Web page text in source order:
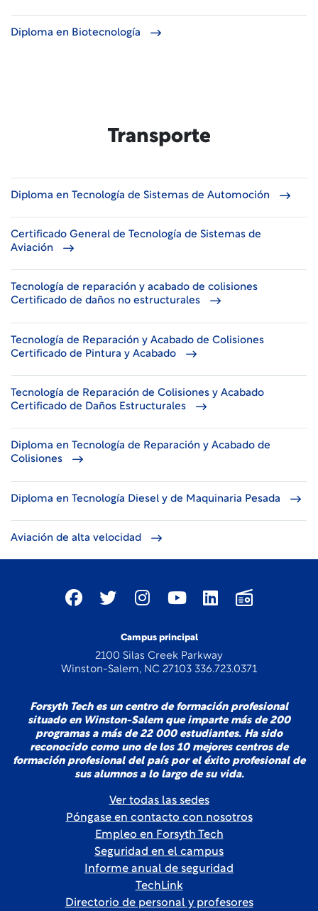
Diploma en Biotecnología
Transporte
Diploma en Tecnología de Sistemas de Automoción
Certificado General de Tecnología de Sistemas de
Aviación
Tecnología de reparación y acabado de colisiones
Certificado de daños no estructurales
Tecnología de Reparación y Acabado de Colisiones
Certificado de Pintura y Acabado
Tecnología de Reparación de Colisiones y Acabado
Certificado de Daños Estructurales
Diploma en Tecnología de Reparación y Acabado de
Colisiones
Diploma en Tecnología Diesel y de Maquinaria Pesada
Aviación de alta velocidad
Campus principal
2100 Silas Creek Parkway
Winston-Salem, NC 27103 336.723.0371
Forsyth Tech es un centro de formación profesional
situado en Winston-Salem que imparte más de 200
programas a más de 22 000 estudiantes. Ha sido
reconocido como uno de los 10 mejores centros de
formación profesional del país por el éxito profesional de
sus alumnos a lo largo de su vida.
Ver todas las sedes
Póngase en contacto con nosotros
Empleo en Forsyth Tech
Seguridad en el campus
Informe anual de seguridad
TechLink
Directorio de personal y profesores